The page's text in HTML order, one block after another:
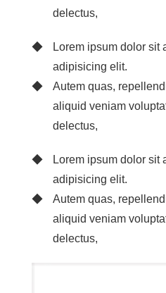
delectus,
Lorem ipsum dolor sit
adipisicing elit.
Autem quas,
aliquid veniam
delectus,
Lorem ipsum dolor sit
adipisicing elit.
Autem quas,
aliquid veniam
delectus,